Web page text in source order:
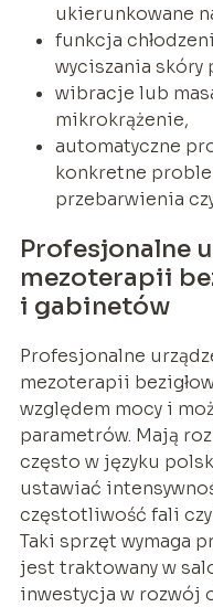
ukierunkowane
funkcja
wyciszania skóry
wibracje lub
mikrokrążenie,
automatyczne
konkretne
przebarwienia
Profesjonalne
mezoterapii
i gabinetów
Profesjonalne
mezoterapii
względem mocy i
parametrów. Mają
często w języku
ustawiać
częstotliwość fali
Taki sprzęt wymaga
jest traktowany w
inwestycja w rozwój